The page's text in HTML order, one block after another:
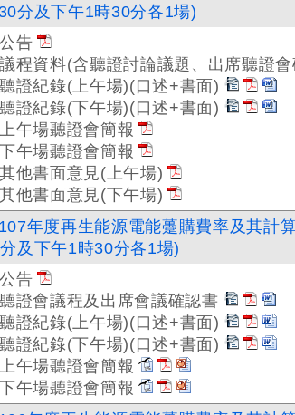
分及下午1時30分各1場)
告
程資料(含聽證討論議題、出席聽證
證紀錄(上午場)(口述+書面)
證紀錄(下午場)(口述+書面)
午場聽證會簡報
午場聽證會簡報
他書面意見(上午場)
他書面意見(下午場)
年度再生能源電能躉購費率及其計
及下午1時30分各1場)
告
證會議程及出席會議確認書
證紀錄(上午場)(口述+書面)
證紀錄(下午場)(口述+書面)
午場聽證會簡報
午場聽證會簡報